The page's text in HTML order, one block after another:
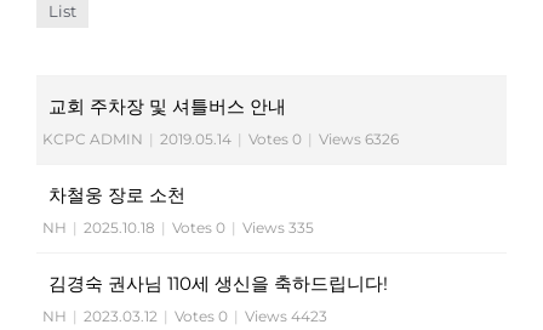
List
교회 주차장 및 셔틀버스 안내
KCPC ADMIN | 2019.05.14 | Votes 0 | Views 6326
차철웅 장로 소천
NH | 2025.10.18 | Votes 0 | Views 335
김경숙 권사님 110세 생신을 축하드립니다!
NH | 2023.03.12 | Votes 0 | Views 4423